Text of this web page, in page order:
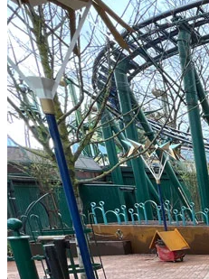
Arbejder ved banen
Banearbejde